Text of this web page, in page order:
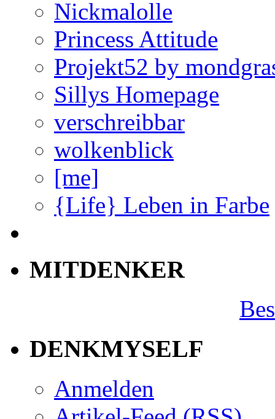
Nickmalolle
Princess Attitude
Projekt52 by
Sillys Homepage
verschreibbar
wolkenblick
[me]
{Life} Leben in Farbe
MITDENKER
DENKMYSELF
Anmelden